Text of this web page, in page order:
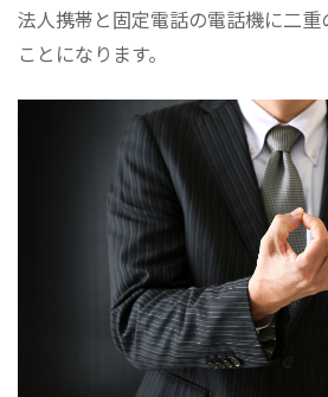
法人携帯と固定電話の電話機に二重
ことになります。